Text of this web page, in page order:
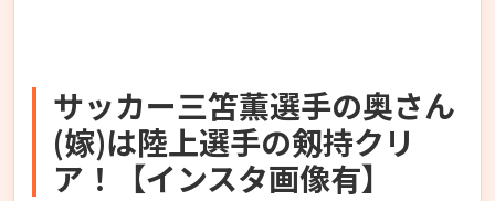
サッカー三笘薫選手の奥さん
(嫁)は陸上選手の剱持クリ
ア！【インスタ画像有】